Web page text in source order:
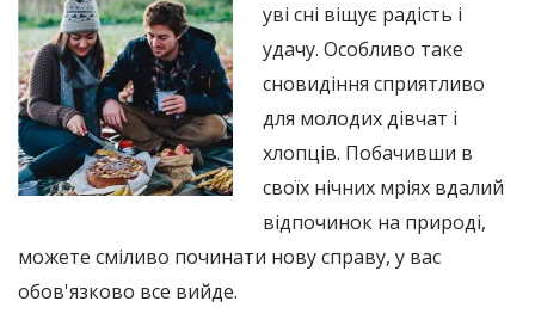
уві сні віщує радість і
удачу. Особливо таке
сновидіння сприятливо
для молодих дівчат і
хлопців. Побачивши в
своїх нічних мріях вдалий
відпочинок на природі,
можете сміливо починати нову справу, у вас
обов'язково все вийде.